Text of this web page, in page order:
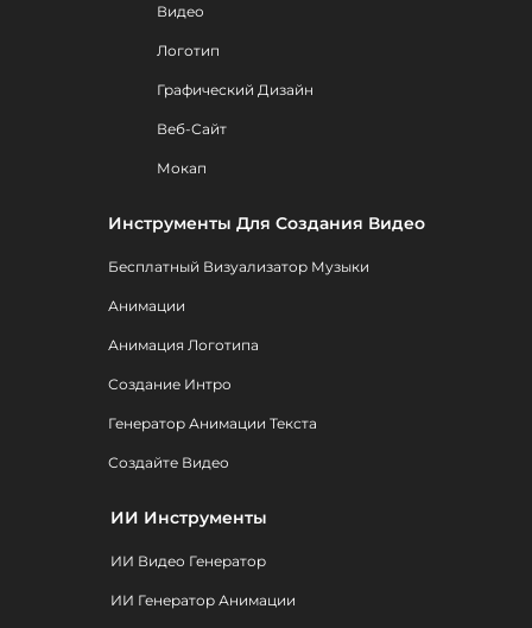
Видео
Логотип
Графический Дизайн
Веб-Сайт
Мокап
Инструменты Для Создания Видео
Бесплатный Визуализатор Музыки
Анимации
Анимация Логотипа
Создание Интро
Генератор Анимации Текста
Создайте Видео
ИИ Инструменты
ИИ Видео Генератор
ИИ Генератор Анимации